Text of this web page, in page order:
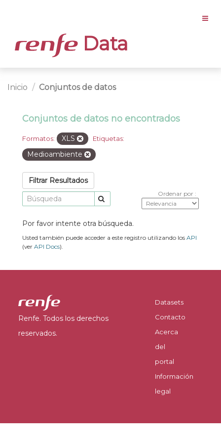
Data
Inicio Conjuntos de datos
Conjuntos de datos no encontrados
Formatos: XLS Etiquetas:
Medioambiente
Filtrar Resultados
Ordenar por
Por favor intente otra búsqueda.
Usted también puede acceder a este registro utilizando los API
(ver API Docs).
Renfe. Todos los derechos
reservados.
Datasets
Contacto
Acerca
del
portal
Información
legal